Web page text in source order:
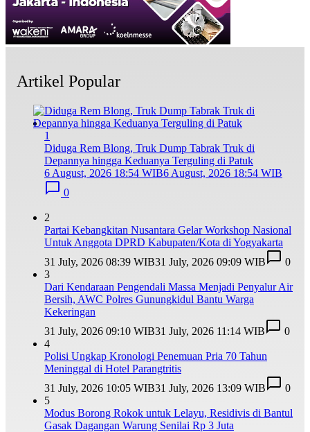
Artikel Popular
1
Diduga Rem Blong, Truk Dump Tabrak Truk di
Depannya hingga Keduanya Terguling di Patuk
6 August, 2026 18:54 WIB6 August, 2026 18:54 WIB
0
2
Partai Kebangkitan Nusantara Gelar Workshop Nasional
Untuk Anggota DPRD Kabupaten/Kota di Yogyakarta
31 July, 2026 08:39 WIB31 July, 2026 09:09 WIB
0
3
Dari Kendaraan Pengendali Massa Menjadi Penyalur Air
Bersih, AWC Polres Gunungkidul Bantu Warga
Kekeringan
31 July, 2026 09:10 WIB31 July, 2026 11:14 WIB
0
4
Polisi Ungkap Kronologi Penemuan Pria 70 Tahun
Meninggal di Hotel Parangtritis
31 July, 2026 10:05 WIB31 July, 2026 13:09 WIB
0
5
Modus Borong Rokok untuk Lelayu, Residivis di Bantul
Gasak Dagangan Warung Senilai Rp 3 Juta